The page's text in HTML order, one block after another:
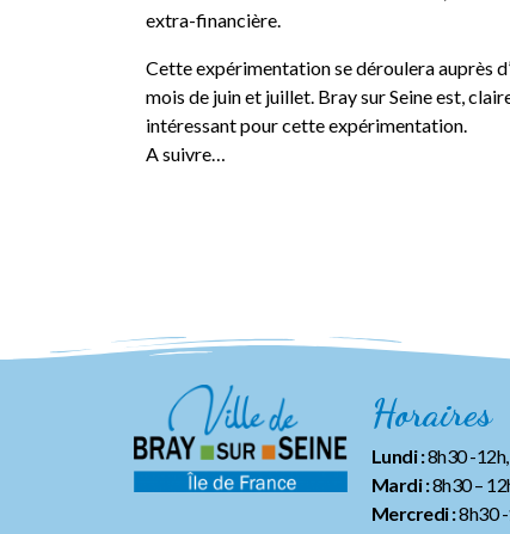
extra-financière.
Cette expérimentation se déroulera auprès
mois de juin et juillet. Bray sur Seine est,
intéressant pour cette expérimentation.
A suivre…
Horaires
Lundi :8h30 -
Mardi :8h30 –
Mercredi :8h30